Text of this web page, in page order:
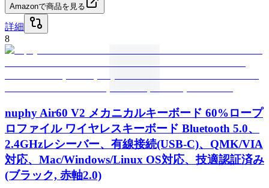
Amazonで商品を見る
詳細
8
nuphy Air60 V2 メカニカルキーボード 60%ロープ
ロファイル ワイヤレスキーボード Bluetooth 5.0、
2.4GHzレシーバー、有線接続(USB-C)、QMK/VIA
対応、Mac/Windows/Linux OS対応、技適認証済み
(ブラック, 赤軸2.0)